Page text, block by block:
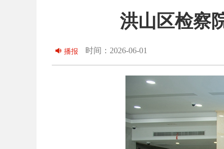
洪山区检察
播报 时间：2026-06-01